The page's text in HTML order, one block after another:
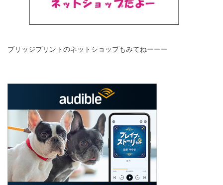
ブリッジプリントのネットショップもみてねーーー